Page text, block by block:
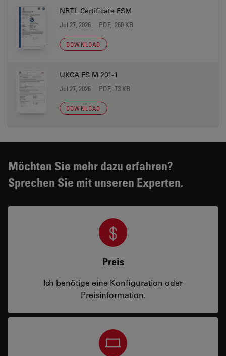
NRTL Certificate FSM
Jul 27, 2026 PDF, 260 KB
DOWNLOAD
UKCA FS M 201-1
Jul 27, 2026 PDF, 73 KB
DOWNLOAD
Möchten Sie mehr dazu erfahren?
Sprechen Sie mit unseren Experten.
Preis
Ich benötige eine Konfiguration oder
Preisinformation.